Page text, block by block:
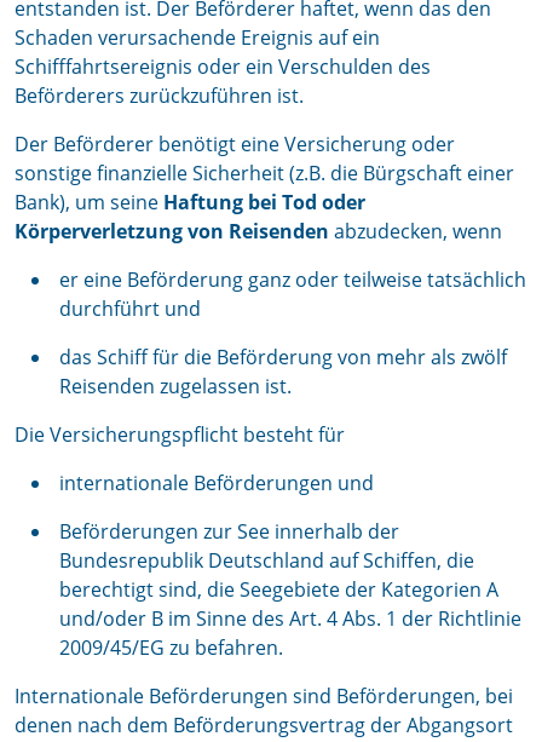
entstanden ist. Der Beförderer haftet, wenn das den
Schaden verursachende Ereignis auf ein
Schifffahrtsereignis oder ein Verschulden des
Beförderers zurückzuführen ist.
Der Beförderer benötigt eine Versicherung oder
sonstige finanzielle Sicherheit (z.B. die Bürgschaft einer
Bank), um seine Haftung bei Tod oder
Körperverletzung von Reisenden abzudecken, wenn
er eine Beförderung ganz oder teilweise tatsächlich
durchführt und
das Schiff für die Beförderung von mehr als zwölf
Reisenden zugelassen ist.
Die Versicherungspflicht besteht für
internationale Beförderungen und
Beförderungen zur See innerhalb der
Bundesrepublik Deutschland auf Schiffen, die
berechtigt sind, die Seegebiete der Kategorien A
und/oder B im Sinne des Art. 4 Abs. 1 der Richtlinie
2009/45/EG zu befahren.
Internationale Beförderungen sind Beförderungen, bei
denen nach dem Beförderungsvertrag der Abgangsort